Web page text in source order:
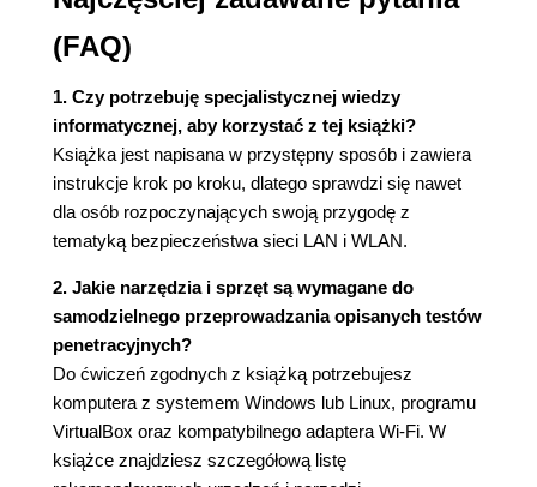
3.6. Instalacja a gotowe obrazy
3.7. Podsumowanie
Rozdział 4. Obsługa dystrybucji Linux - podstawy,
które musisz znać, aby swobodnie pracować w
Linuksie
4.1. Graficzny interfejs
4.2. Konsola
4.2.1. Polecenie pwd
4.2.2. Polecenie ls
4.2.4. Powtórka z poznanych poleceń
4.2.5. Ścieżka w Linuksie
4.2.6. Ścieżki względne i bezwzględne
4.2.7. Magiczny Tab
4.2.8. Aktualizacja
4.2.9. Rodzaje aktualizacji
4.2.10. Wersja dystrybucji
(FAQ)
1. Czy potrzebuję specjalistycznej wiedzy
informatycznej, aby korzystać z tej książki?
Książka jest napisana w przystępny sposób i zawiera
instrukcje krok po kroku, dlatego sprawdzi się nawet
dla osób rozpoczynających swoją przygodę z
tematyką bezpieczeństwa sieci LAN i WLAN.
2. Jakie narzędzia i sprzęt są wymagane do
samodzielnego przeprowadzania opisanych testów
penetracyjnych?
Do ćwiczeń zgodnych z książką potrzebujesz
komputera z systemem Windows lub Linux, programu
VirtualBox oraz kompatybilnego adaptera Wi-Fi. W
książce znajdziesz szczegółową listę